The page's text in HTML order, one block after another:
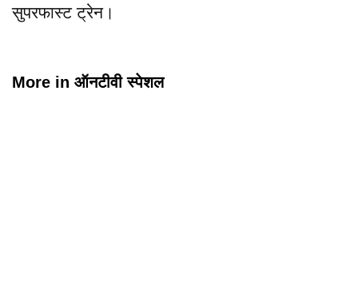
सुपरफास्ट ट्रेन।
More in ऑनटीवी स्पेशल